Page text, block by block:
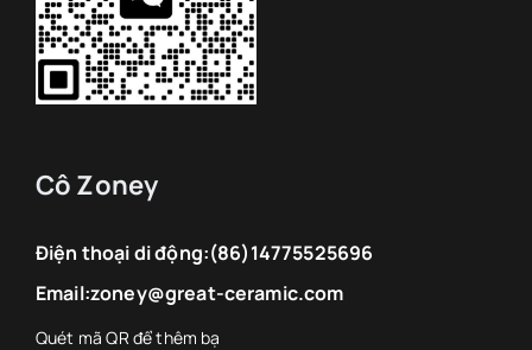
Cô Zoney
Điện thoại di động:(86)14775525696
Email:zoney@great-ceramic.com